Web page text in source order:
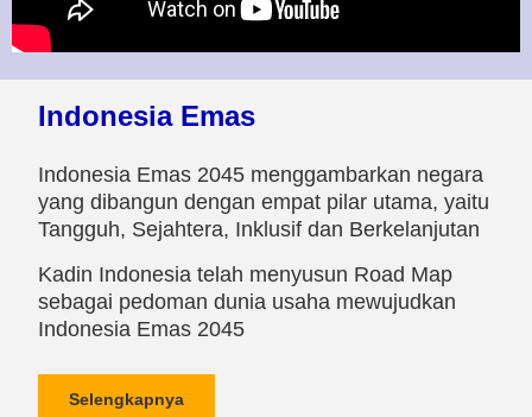
Indonesia Emas
Indonesia Emas 2045 menggambarkan negara
yang dibangun dengan empat pilar utama, yaitu
Tangguh, Sejahtera, Inklusif dan Berkelanjutan
Kadin Indonesia telah menyusun Road Map
sebagai pedoman dunia usaha mewujudkan
Indonesia Emas 2045
Selengkapnya